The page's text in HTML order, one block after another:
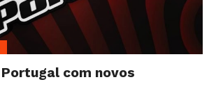
com novos